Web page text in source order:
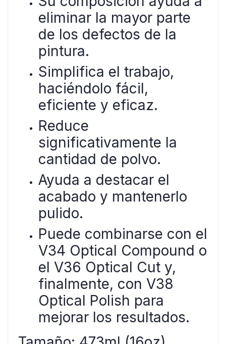
eliminar la mayor parte
de los defectos de la
pintura.
Simplifica el trabajo,
haciéndolo fácil,
eficiente y eficaz.
Reduce
significativamente la
cantidad de polvo.
Ayuda a destacar el
acabado y mantenerlo
pulido.
Puede combinarse con el
V34 Optical Compound o
el V36 Optical Cut y,
finalmente, con V38
Optical Polish para
mejorar los resultados.